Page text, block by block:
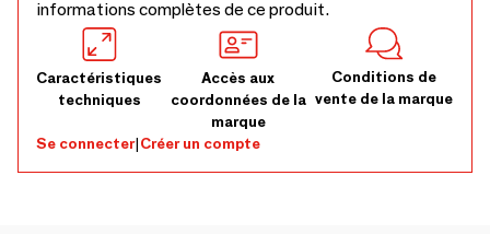
informations complètes de ce produit.
Caractéristiques
techniques
Accès aux
coordonnées de la
marque
Conditions de
vente de la marque
Se connecter|Créer un compte